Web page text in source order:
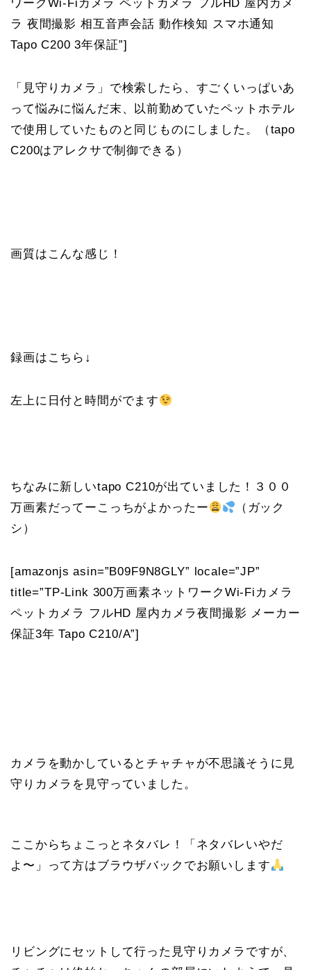
ワークWi-Fiカメラ ペットカメラ フルHD 屋内カメ
ラ 夜間撮影 相互音声会話 動作検知 スマホ通知
Tapo C200 3年保証”]
「見守りカメラ」で検索したら、すごくいっぱいあ
って悩みに悩んだ末、以前勤めていたペットホテル
で使用していたものと同じものにしました。（tapo
C200はアレクサで制御できる）
画質はこんな感じ！
録画はこちら↓
左上に日付と時間がでます
ちなみに新しいtapo C210が出ていました！３００
万画素だってーこっちがよかったー
（ガック
シ）
[amazonjs asin=”B09F9N8GLY” locale=”JP”
title=”TP-Link 300万画素ネットワークWi-Fiカメラ
ペットカメラ フルHD 屋内カメラ夜間撮影 メーカー
保証3年 Tapo C210/A”]
カメラを動かしているとチャチャが不思議そうに見
守りカメラを見守っていました。
ここからちょこっとネタバレ！「ネタバレいやだ
よ〜」って方はブラウザバックでお願いします
リビングにセットして行った見守りカメラですが、